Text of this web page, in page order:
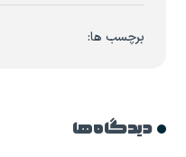
برچسب ها:
دیدگاه ها